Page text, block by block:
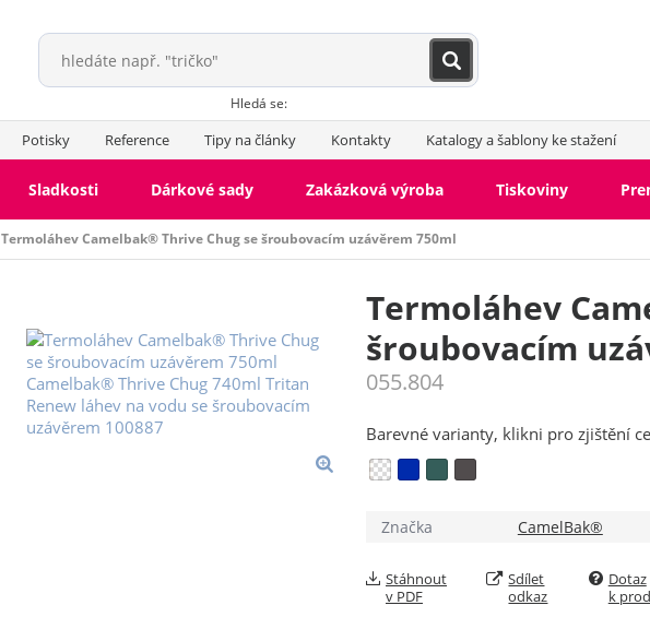
Hledá se:
Potisky Reference Tipy na články Kontakty Katalogy a šablony ke stažení
Sladkosti Dárkové sady Zakázková výroba Tiskoviny
Termoláhev Camelbak® Thrive Chug se šroubovacím uzávěrem 750ml
Termoláhev
šroubovacím
055.804
Barevné varianty, klikni pro zjištění
Značka CamelBak®
Stáhnout
v PDF
Sdílet
odkaz
Dotaz
k